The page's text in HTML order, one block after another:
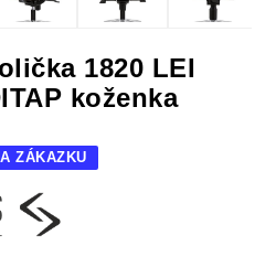
1820 LEI
koženka
ZÁKAZKU